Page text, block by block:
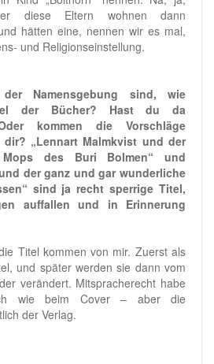
diese Eltern wohnen dann
hätten eine, nennen wir es mal,
und Religionseinstellung.
Namensgebung sind, wie
der Bücher? Hast du da
kommen die Vorschläge
„Lennart Malmkvist und der
Mops des Buri Bolmen“ und
der ganz und gar wunderliche
sind ja recht sperrige Titel,
auffallen und in Erinnerung
Titel kommen von mir. Zuerst als
und später werden sie dann vom
verändert. Mitspracherecht habe
wie beim Cover – aber die
der Verlag.